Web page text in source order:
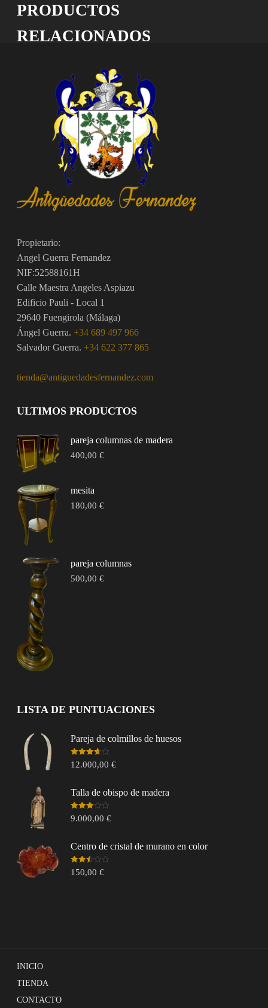
PRODUCTOS
RELACIONADOS
Propietario:
Angel Guerra Fernandez
NIF:52588161H
Calle Maestra Angeles Aspiazu
Edificio Pauli - Local 1
29640 Fuengirola (Málaga)
Ángel Guerra. +34 689 497 966
Salvador Guerra. +34 622 377 865
tienda@antiguedadesfernandez.com
ULTIMOS PRODUCTOS
pareja columnas de madera
400,00€
mesita
180,00€
pareja columnas
500,00€
LISTA DE PUNTUACIONES
Pareja de colmillos de huesos
Valorado
en3.67
12.000,00€
Talla de obispo de madera
Valorado
en3.00
9.000,00€
Centro de cristal de murano en color
Valorado
en
150,00€
INICIO
TIENDA
CONTACTO